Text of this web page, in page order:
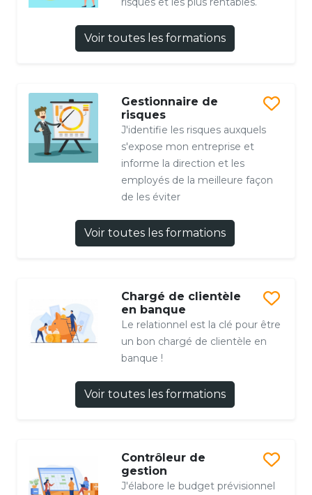
Voir toutes les formations
Gestionnaire de
risques
J'identifie les risques auxquels
s'expose mon entreprise et
informe la direction et les
employés de la meilleure façon
de les éviter
Voir toutes les formations
Chargé de clientèle
en banque
Le relationnel est la clé pour être
un bon chargé de clientèle en
banque !
Voir toutes les formations
Contrôleur de
gestion
J'élabore le budget prévisionnel